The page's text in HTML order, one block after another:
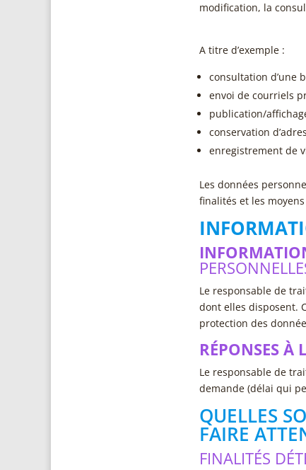
modification, la
A titre d’exemple :
consultation d’une
envoi de courriels
publication/
conservation
enregistrement de
Les données
finalités et les
Le responsable de
dont elles disposent.
protection des
RÉPONSES À
Le responsable de
demande (délai qui
QUELLES
FAIRE
FINALITÉS